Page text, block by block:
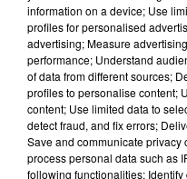
TITRES
12h42
12h42
information on a device; Use
profiles for personalised
advertising; Measure
performance; Understand
of data from different sources;
profiles to personalise content;
content; Use limited data to
detect fraud, and fix errors;
Save and communicate
process personal data such as
following functionalities: